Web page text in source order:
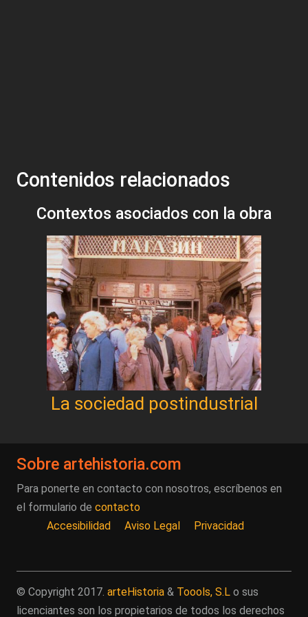
Contenidos relacionados
Contextos asociados con la obra
La sociedad postindustrial
Sobre artehistoria.com
Para ponerte en contacto con nosotros, escríbenos en
el formulario de contacto
Accesibilidad
Aviso Legal Privacidad
© Copyright 2017. arteHistoria & Toools, S.L o sus
licenciantes son los propietarios de todos los derechos